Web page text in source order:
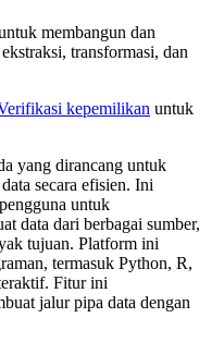
membangun dan
transformasi, dan
kepemilikan untuk
yang dirancang untuk
secara efisien. Ini
untuk
data dari berbagai sumber,
tujuan. Platform ini
termasuk Python, R,
Fitur ini
jalur pipa data dengan